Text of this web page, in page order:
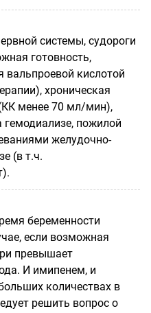
системы, судороги
готовность,
вальпроевой кислотой
хроническая
менее 70 мл/мин),
пожилой
желудочно-
(в т.ч.
беременности
если возможная
превышает
И имипенем, и
количествах в
решить вопрос о